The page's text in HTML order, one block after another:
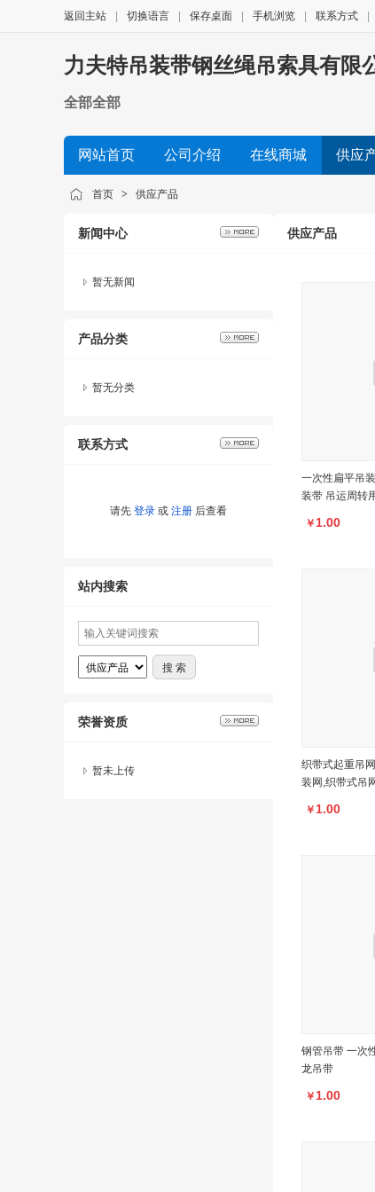
返回主站 切换语言 保存桌面 手机浏览 联系方式
力夫特吊装带钢丝绳吊索具有限
全部全部
网站首页 公司介绍 在线商城 供应
首页 > 供应产品
新闻中心
暂无新闻
产品分类
暂无分类
联系方式
请先 登录 或 注册 后查看
站内搜索
荣誉资质
暂未上传
供应产品
一次性扁平吊
装带 吊运周转
￥ 1.00
织带式起重吊
装网,织带式吊
￥ 1.00
钢管吊带 一次
龙吊带
￥ 1.00